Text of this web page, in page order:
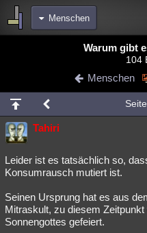
Menschen
Chat Wiki Neuigkeiten
meine Rubriken
Menschen
Spiritualität Verschwörungen
weitere Rubriken
Philosophie Träume
Warum gibt
104
Menschen
Seite
Tahiri
Leider ist es tatsächlich so,
Konsumrausch mutiert ist.
Seinen Ursprung hat es aus
Mitraskult, zu diesem
Sonnengottes gefeiert.